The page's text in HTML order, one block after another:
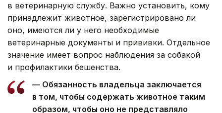
в ветеринарную службу. Важно установить, кому
принадлежит животное, зарегистрировано ли
оно, имеются ли у него необходимые
ветеринарные документы и прививки. Отдельное
значение имеет вопрос наблюдения за собакой
и профилактики бешенства.
— Обязанность владельца заключается
в том, чтобы содержать животное таким
образом, чтобы оно не представляло